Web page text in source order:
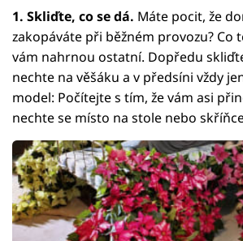
1. Skliďte, co se dá. Máte pocit, že
zakopáváte při běžném provozu? Co
vám nahrnou ostatní. Dopředu
nechte na věšáku a v předsíni vždy
model: Počítejte s tím, že vám asi
nechte se místo na stole nebo